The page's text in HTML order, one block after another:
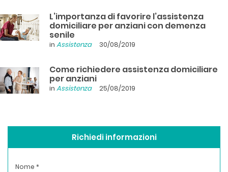
L’importanza di favorire l’assistenza
domiciliare per anziani con demenza
senile
in Assistenza 30/08/2019
Come richiedere assistenza domiciliare
per anziani
in Assistenza 25/08/2019
Richiedi informazioni
Nome *